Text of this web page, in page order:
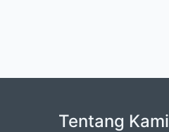
Tentang Kami